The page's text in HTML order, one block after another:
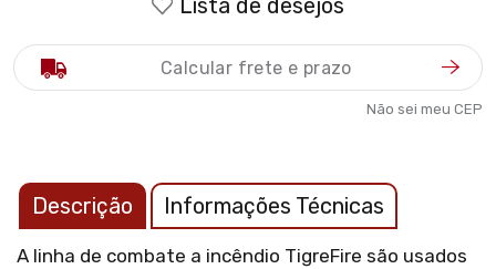
Lista de desejos
Não sei meu CEP
Descrição Informações Técnicas
A linha de combate a incêndio TigreFire são usados